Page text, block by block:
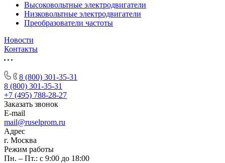
Высоковольтные электродвигатели
Низковольтные электродвигатели
Преобразователи частоты
Новости
Контакты
8 (800) 301-35-31
8 (800) 301-35-31
+7 (495) 788-28-27
Заказать звонок
E-mail
mail@ruselprom.ru
Адрес
г. Москва
Режим работы
Пн. – Пт.: с 9:00 до 18:00